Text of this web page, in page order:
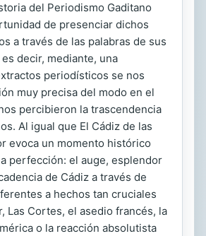
del Periodismo Gaditano
de presenciar dichos
a través de las palabras de sus
decir, mediante, una
periodísticos se nos
muy precisa del modo en el
percibieron la trascendencia
Al igual que El Cádiz de las
evoca un momento histórico
perfección: el auge, esplendor
de Cádiz a través de
a hechos tan cruciales
Las Cortes, el asedio francés, la
o la reacción absolutista